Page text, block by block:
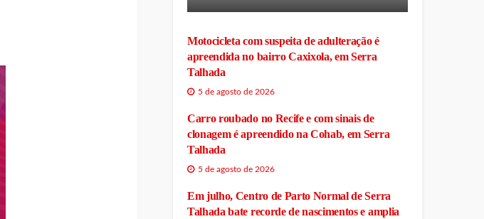
Motocicleta com suspeita de adulteração é
apreendida no bairro Caxixola, em Serra
Talhada
5 de agosto de 2026
Carro roubado no Recife e com sinais de
clonagem é apreendido na Cohab, em Serra
Talhada
5 de agosto de 2026
Em julho, Centro de Parto Normal de Serra
Talhada bate recorde de nascimentos e amplia